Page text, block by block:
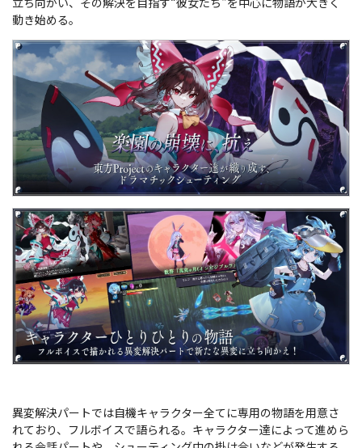
動き始める。
異変解決パートでは自機キャラクター全てに専用の物語を用意さ
れており、フルボイスで語られる。キャラクター達によって進めら